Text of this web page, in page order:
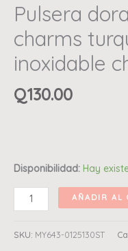
Pulsera
charms
inoxidable
Q130.00
Disponibilidad: Hay
AÑADIR AL
SKU: MY643-0125130ST